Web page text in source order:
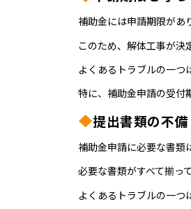
補助金には申請期限があ
このため、解体工事が決
よくあるトラブルの一つ
特に、補助金申請の受付
提出書類の不備
補助金申請に必要な書類
必要な書類がすべて揃っ
よくあるトラブルの一つ